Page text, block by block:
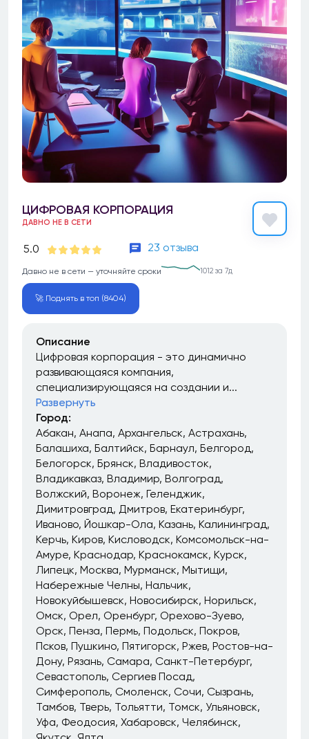
ЦИФРОВАЯ КОРПОРАЦИЯ
ДАВНО НЕ В СЕТИ
5.0 23 отзыва
Давно не в сети — уточняйте сроки 1012 за 7д
🚀 Поднять в топ (8404)
Описание
Цифровая корпорация - это динамично
развивающаяся компания,
специализирующаяся на создании и...
Развернуть
Город:
Абакан Анапа Архангельск Астрахань
Балашиха Балтийск Барнаул Белгород
Белогорск Брянск Владивосток
Владикавказ Владимир Волгоград
Волжский Воронеж Геленджик
Димитровград Дмитров Екатеринбург
Иваново Йошкар-Ола Казань Калининград
Керчь Киров Кисловодск Комсомольск-на-
Амуре Краснодар Краснокамск Курск
Липецк Москва Мурманск Мытищи
Набережные Челны Нальчик
Новокуйбышевск Новосибирск Норильск
Омск Орел Оренбург Орехово-Зуево
Орск Пенза Пермь Подольск Покров
Псков Пушкино Пятигорск Ржев Ростов-на-
Дону Рязань Самара Санкт-Петербург
Севастополь Сергиев Посад
Симферополь Смоленск Сочи Сызрань
Тамбов Тверь Тольятти Томск Ульяновск
Уфа Феодосия Хабаровск Челябинск